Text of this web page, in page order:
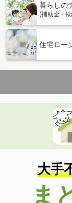
暮らしの
(補助金・
住宅ロー
大手
ま